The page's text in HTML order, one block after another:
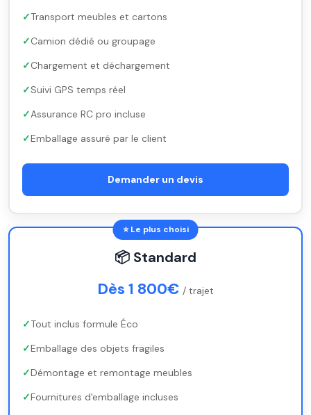
Transport meubles et cartons
Camion dédié ou groupage
Chargement et déchargement
Suivi GPS temps réel
Assurance RC pro incluse
Emballage assuré par le client
Demander un devis
⭐ Le plus choisi
📦 Standard
Dès 1 800€ / trajet
Tout inclus formule Éco
Emballage des objets fragiles
Démontage et remontage meubles
Fournitures d'emballage incluses